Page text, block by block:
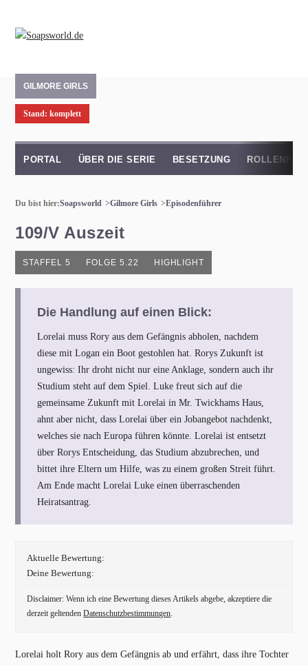
GILMORE GIRLS
Stand: komplett
PORTAL ÜBER DIE SERIE BESETZUNG
Du bist hier:Soapsworld Gilmore Girls Episodenführer
109/V Auszeit
STAFFEL 5 FOLGE 5.22 HIGHLIGHT
Die Handlung auf einen Blick:
Lorelai muss Rory aus dem Gefängnis abholen, nachdem
diese mit Logan ein Boot gestohlen hat. Rorys Zukunft ist
ungewiss: Ihr droht nicht nur eine Anklage, sondern auch ihr
Studium steht auf dem Spiel. Luke freut sich auf die
gemeinsame Zukunft mit Lorelai in Mr. Twickhams Haus,
ahnt aber nicht, dass Lorelai über ein Jobangebot nachdenkt,
welches sie nach Europa führen könnte. Lorelai ist entsetzt
über Rorys Entscheidung, das Studium abzubrechen, und
bittet ihre Eltern um Hilfe, was zu einem großen Streit führt.
Am Ende macht Lorelai Luke einen überraschenden
Heiratsantrag.
Aktuelle Bewertung:
Deine Bewertung:
Disclaimer: Wenn ich eine Bewertung dieses Artikels abgebe, akzeptiere die
derzeit geltendenDatenschutzbestimmungen.
Lorelai holt Rory aus dem Gefängnis ab und erfährt, dass ihre Tochter